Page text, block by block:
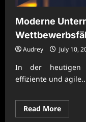
Moderne
Audrey July 10,
In der heutigen
effiziente und
Read MoreRead
more